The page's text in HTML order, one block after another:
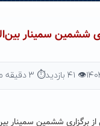
ششمین سمینار
👁 ۴۱ بازدید ⏱ ۳ دقیقه مطالعه
از برگزاری ششمین سمینار